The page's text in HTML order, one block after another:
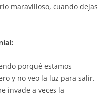
maravilloso, cuando dejas
porqué estamos
y no veo la luz para salir.
invade a veces la